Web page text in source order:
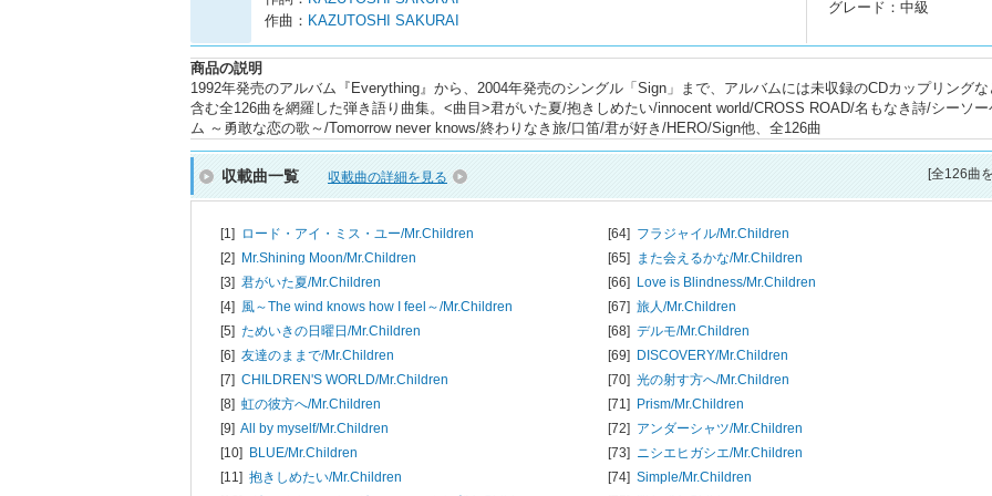
作曲： KAZUTOSHI SAKURAI
グレード：中級
商品の説明
1992年発売のアルバム『Everything』から、2004年発売のシングル「Sign」まで、アルバムには未収録のCDカップリングな
含む全126曲を網羅した弾き語り曲集。<曲目>君がいた夏/抱きしめたい/innocent world/CROSS ROAD/名もなき詩/シーソー
ム ～勇敢な恋の歌～/Tomorrow never knows/終わりなき旅/口笛/君が好き/HERO/Sign他、全126曲
収載曲一覧 収載曲の詳細を見る [全126曲
[1] ロード・アイ・ミス・ユー/Mr.Children
[2] Mr.Shining Moon/Mr.Children
[3] 君がいた夏/Mr.Children
[4] 風～The wind knows how I feel～/Mr.Children
[5] ためいきの日曜日/Mr.Children
[6] 友達のままで/Mr.Children
[7] CHILDREN'S WORLD/Mr.Children
[8] 虹の彼方へ/Mr.Children
[9] All by myself/Mr.Children
[10] BLUE/Mr.Children
[11] 抱きしめたい/Mr.Children
[64] フラジャイル/Mr.Children
[65] また会えるかな/Mr.Children
[66] Love is Blindness/Mr.Children
[67] 旅人/Mr.Children
[68] デルモ/Mr.Children
[69] DISCOVERY/Mr.Children
[70] 光の射す方へ/Mr.Children
[71] Prism/Mr.Children
[72] アンダーシャツ/Mr.Children
[73] ニシエヒガシエ/Mr.Children
[74] Simple/Mr.Children